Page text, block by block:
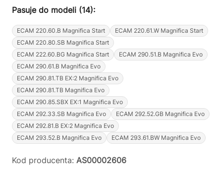
Pasuje do modeli (14):
ECAM 220.60.B Magnifica Start
ECAM 220.61.W Magnifica Start
ECAM 220.80.SB Magnifica Start
ECAM 222.60.BG Magnifica Start
ECAM 290.51.B Magnifica Evo
ECAM 290.61.B Magnifica Evo
ECAM 290.81.TB EX:2 Magnifica Evo
ECAM 290.81.TB Magnifica Evo
ECAM 290.85.SBX EX:1 Magnifica Evo
ECAM 292.33.SB Magnifica Evo
ECAM 292.52.GB Magnifica Evo
ECAM 292.81.B EX:2 Magnifica Evo
ECAM 293.52.B Magnifica Evo
ECAM 293.61.BW Magnifica Evo
Kod producenta: AS00002606